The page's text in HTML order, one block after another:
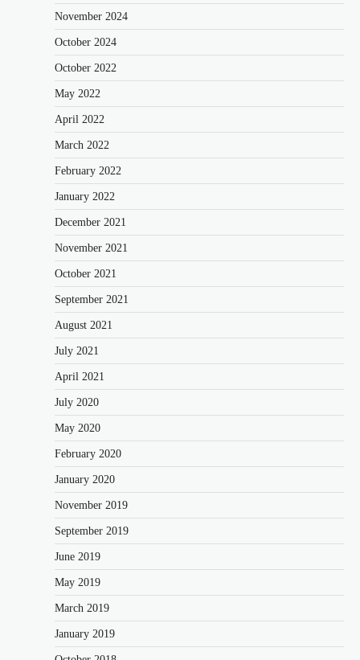
November 2024
October 2024
October 2022
May 2022
April 2022
March 2022
February 2022
January 2022
December 2021
November 2021
October 2021
September 2021
August 2021
July 2021
April 2021
July 2020
May 2020
February 2020
January 2020
November 2019
September 2019
June 2019
May 2019
March 2019
January 2019